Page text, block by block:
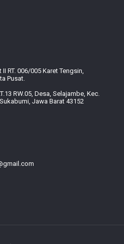
RT. 006/005 Karet Tengsin,
Pusat.
RW.05, Desa, Selajambe, Kec.
Jawa Barat 43152